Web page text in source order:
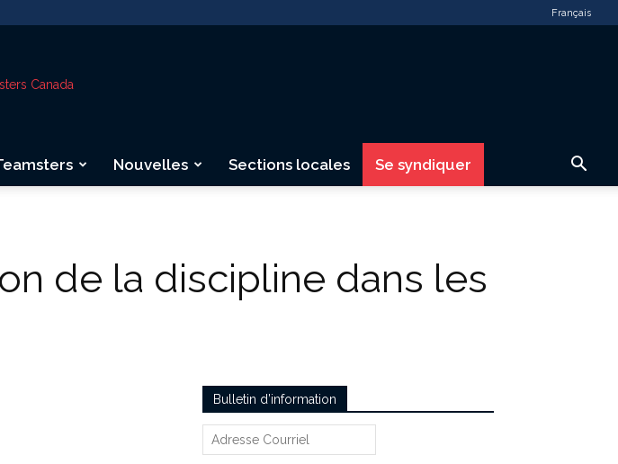
Français
Nouvelles Sections locales Se syndiquer
de la discipline dans les
Bulletin d’information